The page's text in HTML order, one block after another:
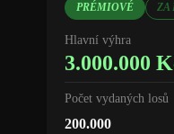
PRÉMIOVÉ ZA
Hlavní výhra
3.000.000
Počet vydaných losů
200.000